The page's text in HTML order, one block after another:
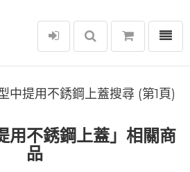
選單
中提用不銹鋼上蓋搜尋 (第1頁)
用不銹鋼上蓋」相關商
品